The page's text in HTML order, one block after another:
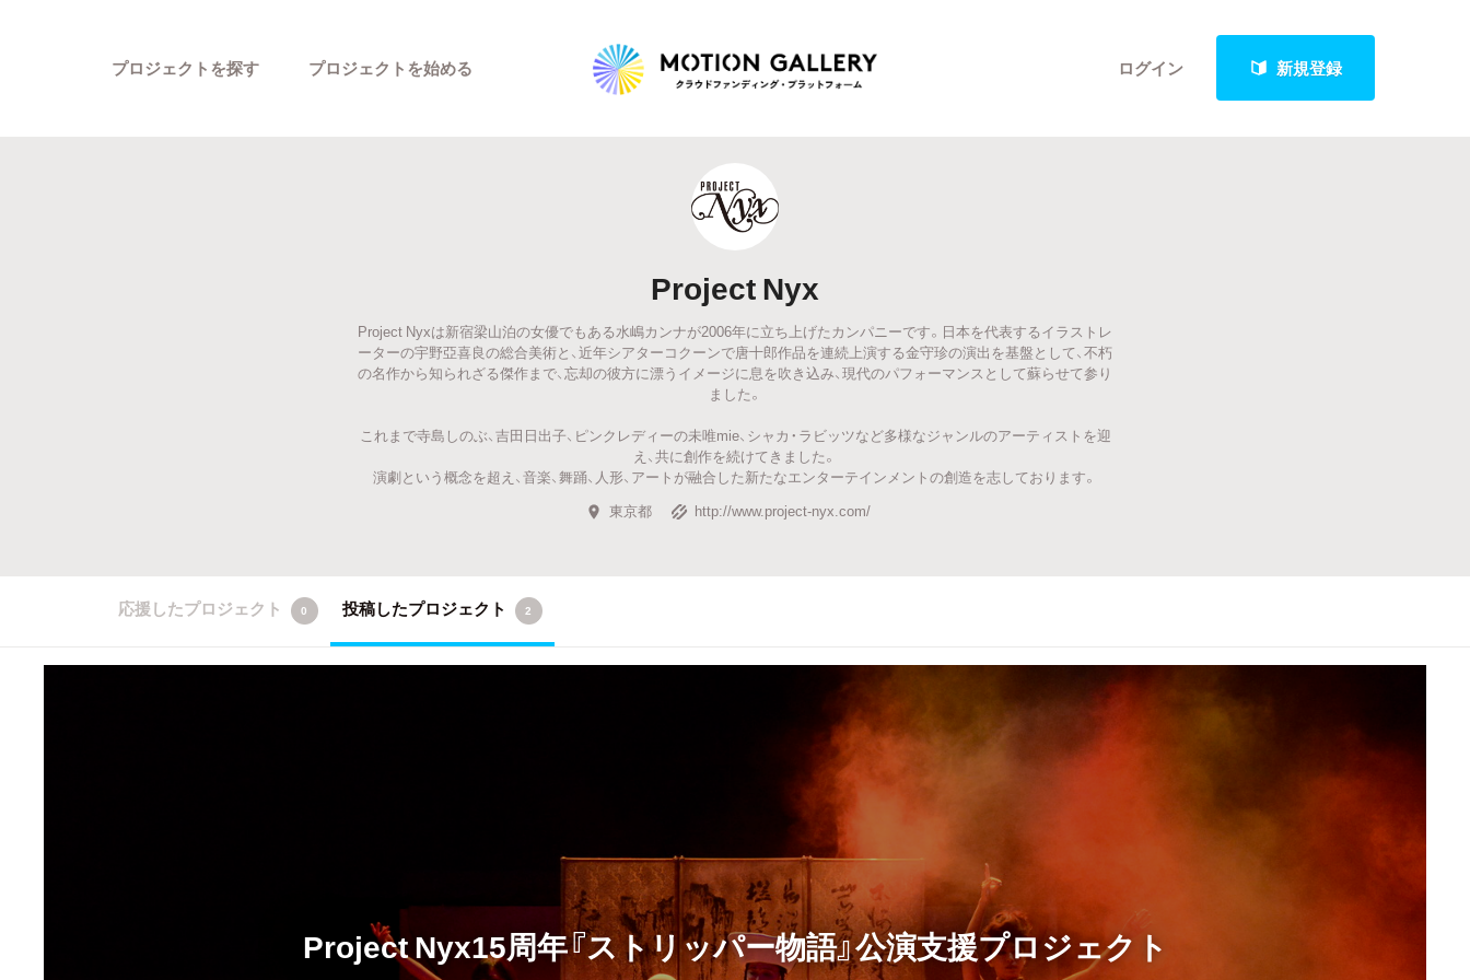
ログイン 新規登録
プロジェクトを探す
新着プロジェクト
Feature
カテゴリーから探す タグから探す キュレーターから探す 特集から探す 最新進捗報告から探す
最新達成プロジェクト 調達額が大きいプロジェクト
プロジェクトを始める
Project Nyx
Project Nyxは新宿梁山泊の女優でもある水嶋カンナが2006年に立ち上げたカンパニーです。日本を代表するイラストレ
ーターの宇野亞喜良の総合美術と、近年シアターコクーンで唐十郎作品を連続上演する金守珍の演出を基盤として、不朽
の名作から知られざる傑作まで、忘却の彼方に漂うイメージに息を吹き込み、現代のパフォーマンスとして蘇らせて参り
ました。
これまで寺島しのぶ、吉田日出子、ピンクレディーの未唯mie、シャカ・ラビッツなど多様なジャンルのアーティストを迎
え、共に創作を続けてきました。
演劇という概念を超え、音楽、舞踊、人形、アートが融合した新たなエンターテインメントの創造を志しております。
東京都
http://www.project-nyx.com/
応援したプロジェクト 0 投稿したプロジェクト 2
Project Nyx15周年『ストリッパー物語』公演支援プロジェクト